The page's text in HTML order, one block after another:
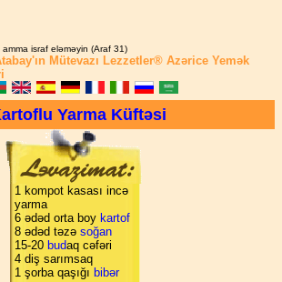
amma israf eləməyin (Araf 31)
Mütevazı Lezzetler® Azərice Yemək
Yarma Küftəsi
1 kompot kasası incə
yarma
6 ədəd orta boy kartof
8 ədəd təzə soğan
15-20 budaq cəfəri
4 diş sarımsaq
1 şorba qaşığı bibər